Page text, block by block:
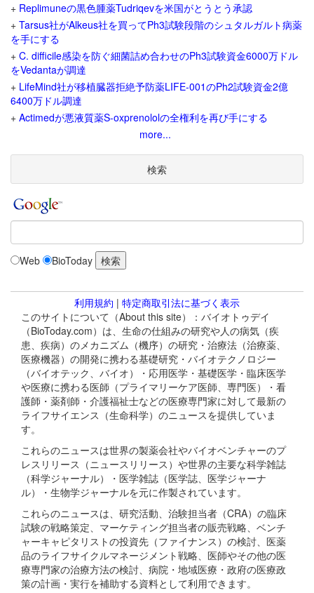
+ Replimuneの黒色腫薬Tudriqevを米国がとうとう承認
+ Tarsus社がAlkeus社を買ってPh3試験段階のシュタルガルト病薬
を手にする
+ C. difficile感染を防ぐ細菌詰め合わせのPh3試験資金6000万ドル
をVedantaが調達
+ LifeMind社が移植臓器拒絶予防薬LIFE-001のPh2試験資金2億
6400万ドル調達
+ Actimedが悪液質薬S-oxprenololの全権利を再び手にする
more...
検索
Web BioToday
利用規約 | 特定商取引法に基づく表示
このサイトについて（About this site）：バイオトゥデイ
（BioToday.com）は、生命の仕組みの研究や人の病気（疾
患、疾病）のメカニズム（機序）の研究・治療法（治療薬、
医療機器）の開発に携わる基礎研究・バイオテクノロジー
（バイオテック、バイオ）・応用医学・基礎医学・臨床医学
や医療に携わる医師（プライマリーケア医師、専門医）・看
護師・薬剤師・介護福祉士などの医療専門家に対して最新の
ライフサイエンス（生命科学）のニュースを提供していま
す。
これらのニュースは世界の製薬会社やバイオベンチャーのプ
レスリリース（ニュースリリース）や世界の主要な科学雑誌
（科学ジャーナル）・医学雑誌（医学誌、医学ジャーナ
ル）・生物学ジャーナルを元に作製されています。
これらのニュースは、研究活動、治験担当者（CRA）の臨床
試験の戦略策定、マーケティング担当者の販売戦略、ベンチ
ャーキャピタリストの投資先（ファイナンス）の検討、医薬
品のライフサイクルマネージメント戦略、医師やその他の医
療専門家の治療方法の検討、病院・地域医療・政府の医療政
策の計画・実行を補助する資料として利用できます。